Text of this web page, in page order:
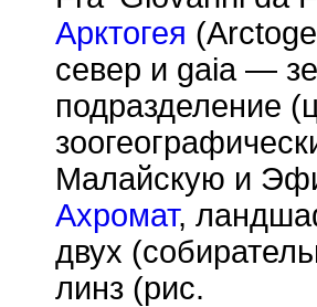
Арктогея
север и gaia —
подразделение
Малайскую и
Ахромат,
двух
линз (рис.